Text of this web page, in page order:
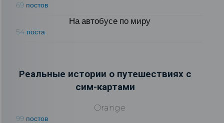
69 постов
На автобусе по миру
54 поста
Реальные истории о путешествиях с
сим-картами
Orange
99 постов